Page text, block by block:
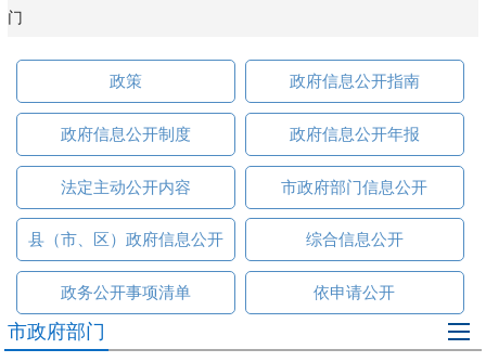
门
政策 政府信息公开指南
政府信息公开制度 政府信息公开年报
法定主动公开内容 市政府部门信息公开
县（市、区）政府信息公开 综合信息公开
政务公开事项清单 依申请公开
市政府部门